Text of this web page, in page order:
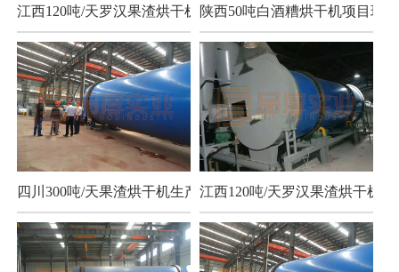
江西120吨/天罗汉果渣烘干机项目陕西50吨白酒糟烘干机项目现场
四川300吨/天果渣烘干机生产现场江西120吨/天罗汉果渣烘干机项